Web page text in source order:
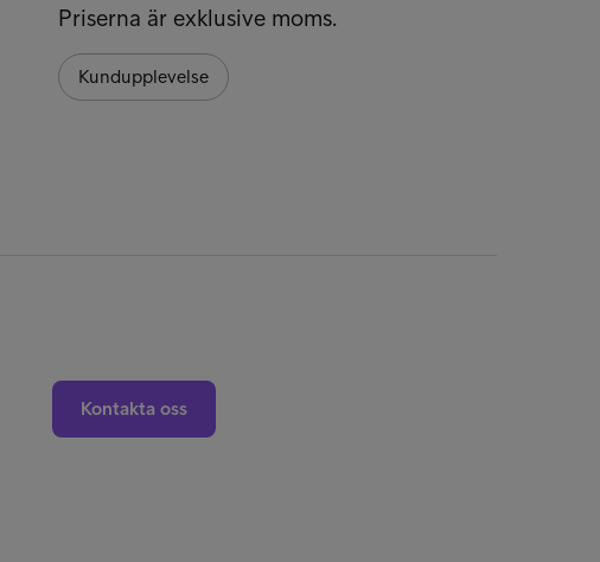
Priserna är exklusive moms.
Kundupplevelse
Kontakta oss